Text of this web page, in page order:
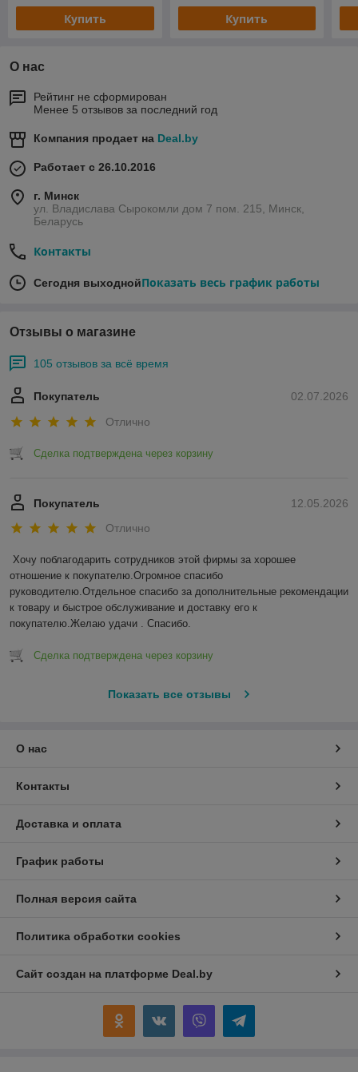
Купить Купить
О нас
Рейтинг не сформирован
Менее 5 отзывов за последний год
Компания продает на Deal.by
Работает с 26.10.2016
г. Минск
ул. Владислава Сырокомли дом 7 пом. 215, Минск,
Беларусь
Контакты
Сегодня выходнойПоказать весь график работы
Отзывы о магазине
105 отзывов за всё время
02.07.2026
Покупатель
Отлично
Сделка подтверждена через корзину
12.05.2026
Покупатель
Отлично
Хочу поблагодарить сотрудников этой фирмы за хорошее
отношение к покупателю.Огромное спасибо
руководителю.Отдельное спасибо за дополнительные рекомендации
к товару и быстрое обслуживание и доставку его к
покупателю.Желаю удачи . Спасибо.
Сделка подтверждена через корзину
Показать все отзывы
О нас
Контакты
Доставка и оплата
График работы
Полная версия сайта
Политика обработки cookies
Сайт создан на платформе Deal.by